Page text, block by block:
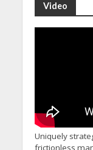
Video
Uniquely
frictionless